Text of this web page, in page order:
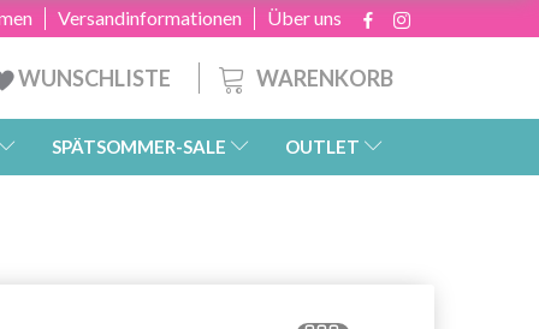
Über uns
Versandinformationen
WARENKORB
WUNSCHLISTE
SPÄTSOMMER-SALE OUTLET